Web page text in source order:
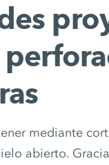
mediante
abierto.